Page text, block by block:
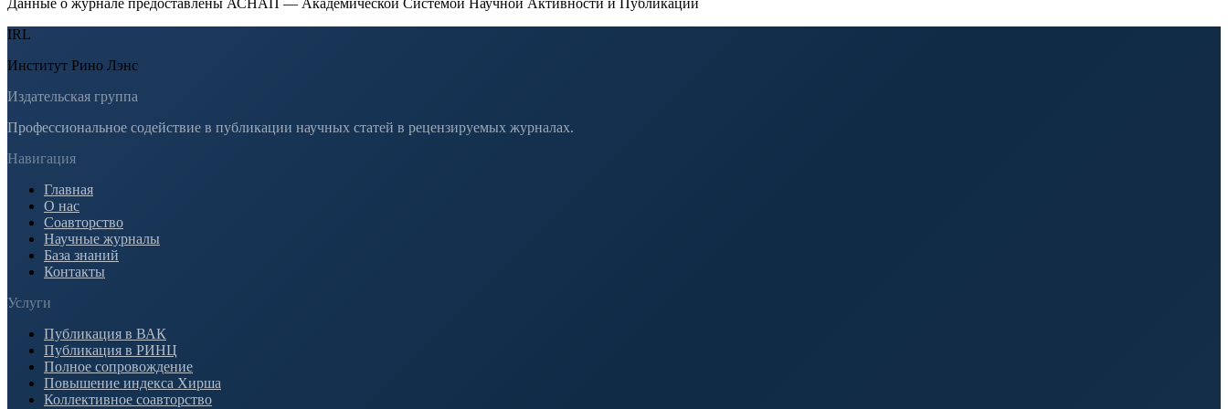
Данные о журнале предоставлены АСНАП — Академической Системой Научной Активности и Публикаций
IRL
Институт Рино Лэнс
Издательская группа
Профессиональное содействие в публикации научных статей в рецензируемых журналах.
Навигация
Главная
О нас
Соавторство
Научные журналы
База знаний
Контакты
Услуги
Публикация в ВАК
Публикация в РИНЦ
Полное сопровождение
Повышение индекса Хирша
Коллективное соавторство